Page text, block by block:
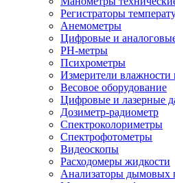
Регистраторы
Анемометры
Цифровые и
PH-метры
Психрометры
Измерители влажности
Весовое оборудование
Цифровые и лазерные
Дозиметр-радиометр
Спектроколориметры
Спектрофотометры
Видеоскопы
Расходомеры жидкости
Анализаторы дымовых